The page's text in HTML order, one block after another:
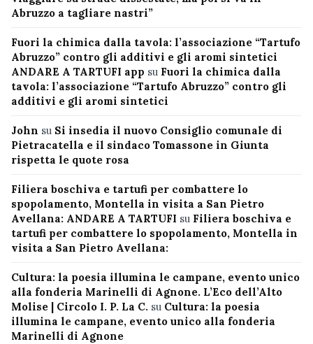
Abruzzo a tagliare nastri”
Fuori la chimica dalla tavola: l’associazione “Tartufo
Abruzzo” contro gli additivi e gli aromi sintetici
ANDARE A TARTUFI app su Fuori la chimica dalla
tavola: l’associazione “Tartufo Abruzzo” contro gli
additivi e gli aromi sintetici
John su Si insedia il nuovo Consiglio comunale di
Pietracatella e il sindaco Tomassone in Giunta
rispetta le quote rosa
Filiera boschiva e tartufi per combattere lo
spopolamento, Montella in visita a San Pietro
Avellana: ANDARE A TARTUFI su Filiera boschiva e
tartufi per combattere lo spopolamento, Montella in
visita a San Pietro Avellana:
Cultura: la poesia illumina le campane, evento unico
alla fonderia Marinelli di Agnone. L’Eco dell’Alto
Molise | Circolo I. P. La C. su Cultura: la poesia
illumina le campane, evento unico alla fonderia
Marinelli di Agnone